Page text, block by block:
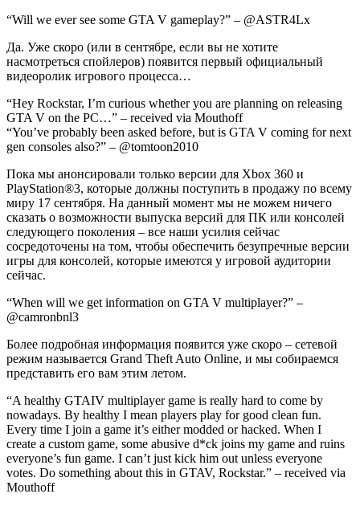
“Will we ever see some GTA V gameplay?” – @ASTR4Lx
Да. Уже скоро (или в сентябре, если вы не хотите
насмотреться спойлеров) появится первый официальный
видеоролик игрового процесса…
“Hey Rockstar, I’m curious whether you are planning on releasing
GTA V on the PC…” – received via Mouthoff
“You’ve probably been asked before, but is GTA V coming for next
gen consoles also?” – @tomtoon2010
Пока мы анонсировали только версии для Xbox 360 и
PlayStation®3, которые должны поступить в продажу по всему
миру 17 сентября. На данный момент мы не можем ничего
сказать о возможности выпуска версий для ПК или консолей
следующего поколения – все наши усилия сейчас
сосредоточены на том, чтобы обеспечить безупречные версии
игры для консолей, которые имеются у игровой аудитории
сейчас.
“When will we get information on GTA V multiplayer?” –
@camronbnl3
Более подробная информация появится уже скоро – сетевой
режим называется Grand Theft Auto Online, и мы собираемся
представить его вам этим летом.
“A healthy GTAIV multiplayer game is really hard to come by
nowadays. By healthy I mean players play for good clean fun.
Every time I join a game it’s either modded or hacked. When I
create a custom game, some abusive d*ck joins my game and ruins
everyone’s fun game. I can’t just kick him out unless everyone
votes. Do something about this in GTAV, Rockstar.” – received via
Mouthoff